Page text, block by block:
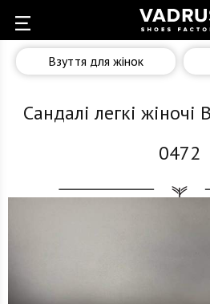
Взуття для жінок
Сандалі легкі жіночі
0472